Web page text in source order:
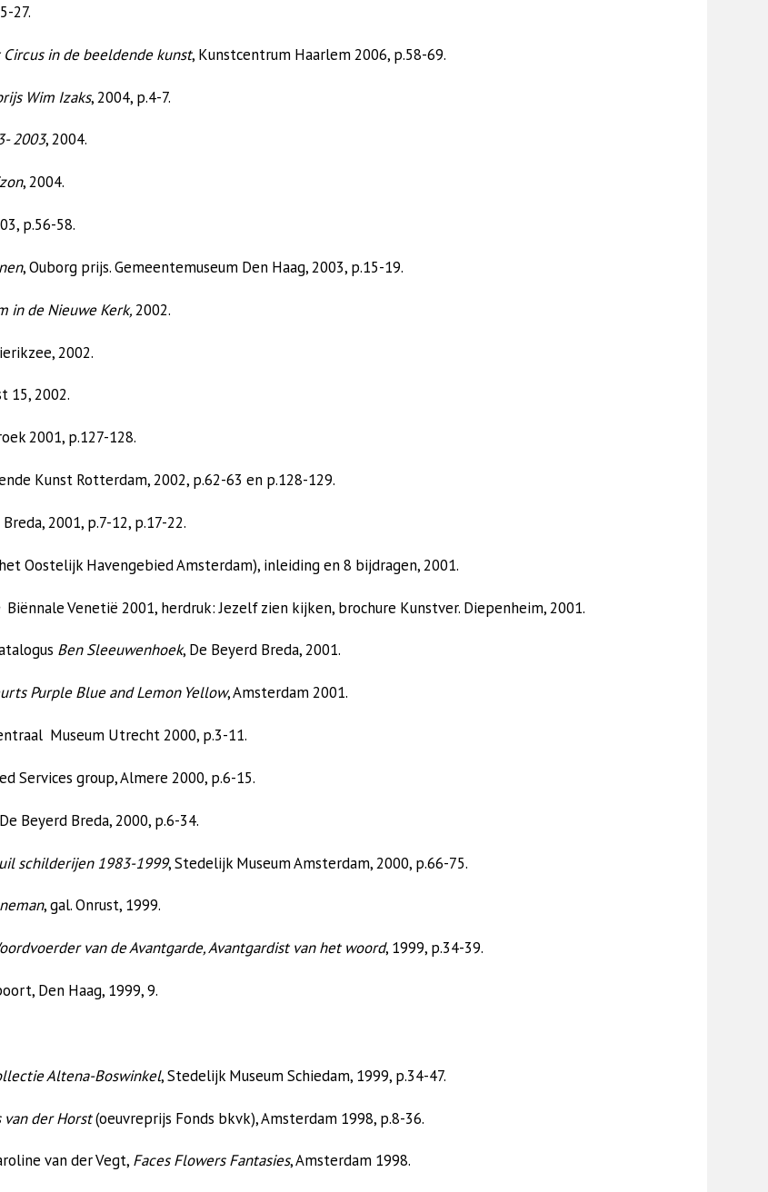
27.
Circus in de beeldende kunst, Kunstcentrum Haarlem 2006, p.58-69.
Wim Izaks, 2004, p.4-7.
2003, 2004.
, 2004.
p.56-58.
, Ouborg prijs. Gemeentemuseum Den Haag, 2003, p.15-19.
in de Nieuwe Kerk,2002.
2002.
15, 2002.
2001, p.127-128.
Kunst Rotterdam, 2002, p.62-63 en p.128-129.
2001, p.7-12, p.17-22.
Oostelijk Havengebied Amsterdam), inleiding en 8 bijdragen, 2001.
Biënnale Venetië 2001, herdruk: Jezelf zien kijken, brochure Kunstver. Diepenheim, 2001.
Ben Sleeuwenhoek, De Beyerd Breda, 2001.
Purple Blue and Lemon Yellow, Amsterdam 2001.
Museum Utrecht 2000, p.3-11.
Services group, Almere 2000, p.6-15.
Beyerd Breda, 2000, p.6-34.
schilderijen 1983-1999, Stedelijk Museum Amsterdam, 2000, p.66-75.
, gal. Onrust, 1999.
van de Avantgarde, Avantgardist van het woord, 1999, p.34-39.
Den Haag, 1999, 9.
Altena-Boswinkel, Stedelijk Museum Schiedam, 1999, p.34-47.
van der Horst(oeuvreprijs Fonds bkvk), Amsterdam 1998, p.8-36.
van der Vegt, Faces Flowers Fantasies, Amsterdam 1998.